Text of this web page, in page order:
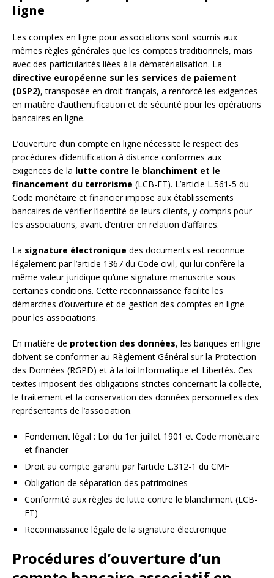
ligne
Les comptes en ligne pour associations sont soumis aux
mêmes règles générales que les comptes traditionnels, mais
avec des particularités liées à la dématérialisation. La
directive européenne sur les services de paiement
(DSP2), transposée en droit français, a renforcé les exigences
en matière d’authentification et de sécurité pour les opérations
bancaires en ligne.
L’ouverture d’un compte en ligne nécessite le respect des
procédures d’identification à distance conformes aux
exigences de la lutte contre le blanchiment et le
financement du terrorisme (LCB-FT). L’article L.561-5 du
Code monétaire et financier impose aux établissements
bancaires de vérifier l’identité de leurs clients, y compris pour
les associations, avant d’entrer en relation d’affaires.
La signature électronique des documents est reconnue
légalement par l’article 1367 du Code civil, qui lui confère la
même valeur juridique qu’une signature manuscrite sous
certaines conditions. Cette reconnaissance facilite les
démarches d’ouverture et de gestion des comptes en ligne
pour les associations.
En matière de protection des données, les banques en ligne
doivent se conformer au Règlement Général sur la Protection
des Données (RGPD) et à la loi Informatique et Libertés. Ces
textes imposent des obligations strictes concernant la collecte,
le traitement et la conservation des données personnelles des
représentants de l’association.
Fondement légal : Loi du 1er juillet 1901 et Code monétaire
et financier
Droit au compte garanti par l’article L.312-1 du CMF
Obligation de séparation des patrimoines
Conformité aux règles de lutte contre le blanchiment (LCB-
FT)
Reconnaissance légale de la signature électronique
Procédures d’ouverture d’un